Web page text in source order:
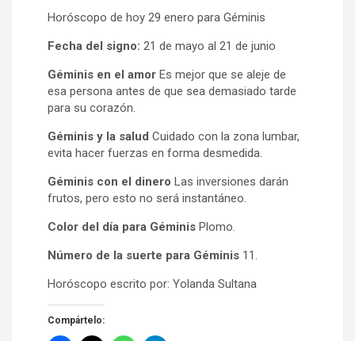
Horóscopo de hoy 29 enero para Géminis
Fecha del signo: 21 de mayo al 21 de junio
Géminis en el amor Es mejor que se aleje de
esa persona antes de que sea demasiado tarde
para su corazón.
Géminis y la salud Cuidado con la zona lumbar,
evita hacer fuerzas en forma desmedida.
Géminis con el dinero Las inversiones darán
frutos, pero esto no será instantáneo.
Color del día para Géminis Plomo.
Número de la suerte para Géminis 11.
Horóscopo escrito por: Yolanda Sultana
Compártelo: